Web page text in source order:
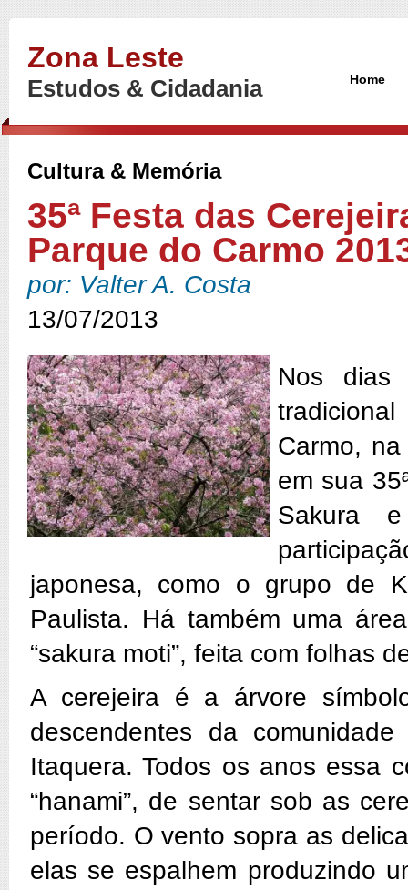
Zona Leste
Estudos & Cidadania Home
Cultura & Memória
35ª Festa das
Parque do Carmo
por: Valter A. Costa
13/07/2013
Nos
Carmo,
em sua
Sakura
japonesa, como o grupo de
Paulista. Há também uma
“sakura moti”, feita com folhas
A cerejeira é a árvore
descendentes da
Itaquera. Todos os anos essa
“hanami”, de sentar sob as
período. O vento sopra as
elas se espalhem produzindo